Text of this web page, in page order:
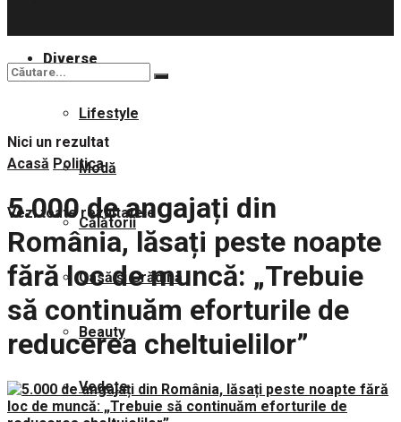
Diverse
Lifestyle
Modă
Călătorii
Casă și Grădină
Beauty
Vedete
Nici un rezultat
Vezi toate rezultatele
Acasă Politica
5.000 de angajați din
România, lăsați peste noapte
fără loc de muncă: „Trebuie
să continuăm eforturile de
reducerea cheltuielilor”